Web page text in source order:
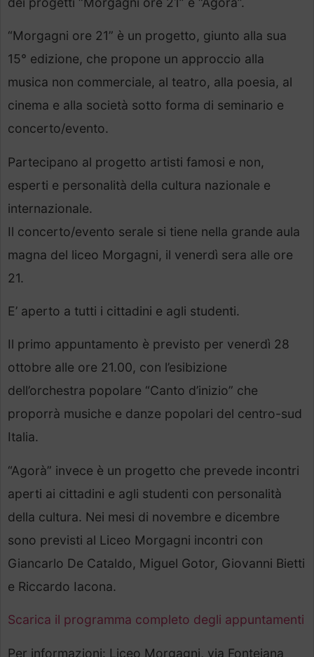
“Morgagni ore 21” è un progetto, giunto alla sua
15° edizione, che propone un approccio alla
musica non commerciale, al teatro, alla poesia, al
cinema e alla società sotto forma di seminario e
concerto/evento.
Partecipano al progetto artisti famosi e non,
esperti e personalità della cultura nazionale e
internazionale.
Il concerto/evento serale si tiene nella grande aula
magna del liceo Morgagni, il venerdì sera alle ore
21.
E’ aperto a tutti i cittadini e agli studenti.
Il primo appuntamento è previsto per venerdì 28
ottobre alle ore 21.00, con l’esibizione
dell’orchestra popolare “Canto d’inizio” che
proporrà musiche e danze popolari del centro-sud
Italia.
“Agorà” invece è un progetto che prevede incontri
aperti ai cittadini e agli studenti con personalità
della cultura. Nei mesi di novembre e dicembre
sono previsti al Liceo Morgagni incontri con
Giancarlo De Cataldo, Miguel Gotor, Giovanni Bietti
e Riccardo Iacona.
Scarica il programma completo degli appuntamenti
Per informazioni: Liceo Morgagni, via Fonteiana